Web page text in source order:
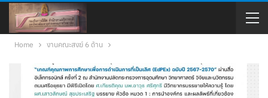
Home งานคณะสงฆ์ 6 ด้าน